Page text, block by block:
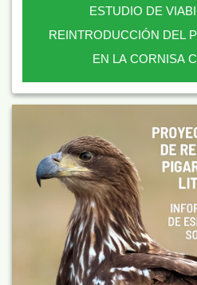
ESTUDIO DE
REINTRODUCCIÓN DEL
EN LA CORNISA